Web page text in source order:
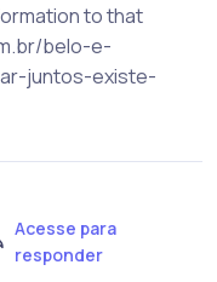
to that
belo-e-
juntos-existe-
Acesse para
responder